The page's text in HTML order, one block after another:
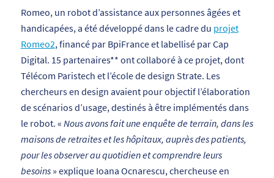
Romeo, un robot d’assistance aux personnes âgées et
handicapées, a été développé dans le cadre du projet
Romeo2, financé par BpiFrance et labellisé par Cap
Digital. 15 partenaires** ont collaboré à ce projet, dont
Télécom Paristech et l’école de design Strate. Les
chercheurs en design avaient pour objectif l’élaboration
de scénarios d’usage, destinés à être implémentés dans
le robot. « Nous avons fait une enquête de terrain, dans les
maisons de retraites et les hôpitaux, auprès des patients,
pour les observer au quotidien et comprendre leurs
besoins» explique Ioana Ocnarescu, chercheuse en